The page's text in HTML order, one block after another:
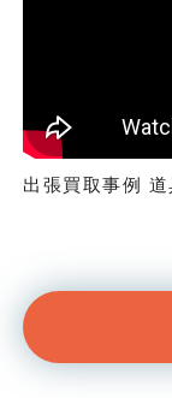
出張買取事例 道